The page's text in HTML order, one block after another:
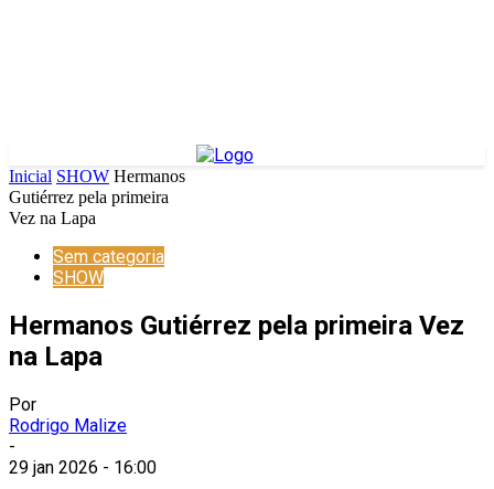
Inicial SHOW Hermanos
Gutiérrez pela primeira
Vez na Lapa
Sem categoria
SHOW
Hermanos Gutiérrez pela primeira Vez
na Lapa
Por
Rodrigo Malize
-
29 jan 2026 - 16:00